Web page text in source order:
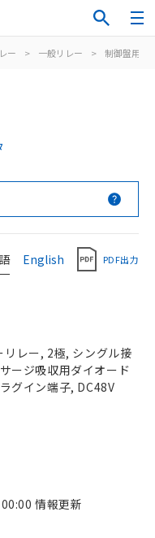
ー > 一般リレー > 制御盤用
English PDF出力
リレー, 2極, シングル接
ージ吸収用ダイオード
グイン端子, DC48V
情報更新